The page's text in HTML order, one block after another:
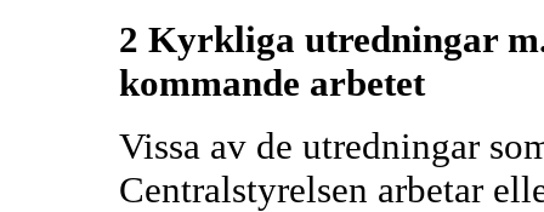
2 Kyrkliga utredningar
kommande arbetet
Vissa av de utredningar
Centralstyrelsen arbetar